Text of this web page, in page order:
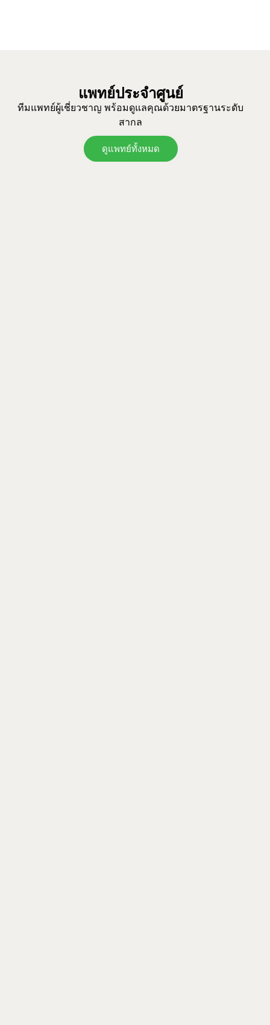
แพทย์ประจำศูนย์
ทีมแพทย์ผู้เชี่ยวชาญ พร้อมดูแลคุณด้วยมาตรฐานระดับ
สากล
ดูแพทย์ทั้งหมด